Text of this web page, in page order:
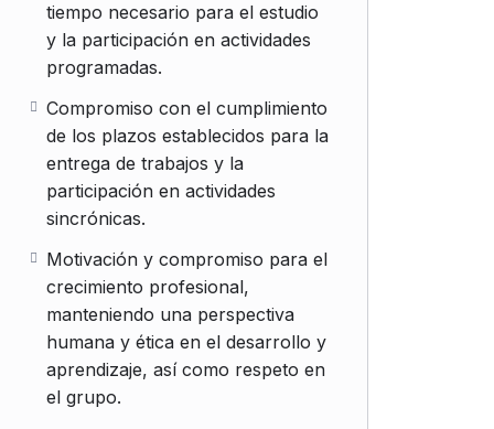
tiempo necesario para el estudio
y la participación en actividades
programadas.
Compromiso con el cumplimiento
de los plazos establecidos para la
entrega de trabajos y la
participación en actividades
sincrónicas.
Motivación y compromiso para el
crecimiento profesional,
manteniendo una perspectiva
humana y ética en el desarrollo y
aprendizaje, así como respeto en
el grupo.